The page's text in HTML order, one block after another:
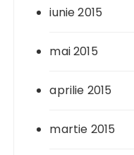
iunie 2015
mai 2015
aprilie 2015
martie 2015